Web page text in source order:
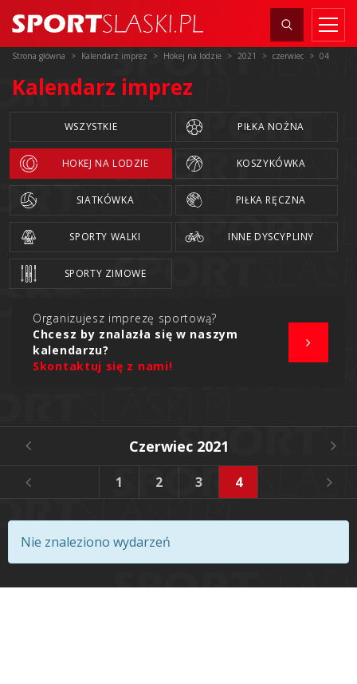
Strona główna Kalendarz imprez Hokej na lodzie 2021 czerwiec 04
Kalendarz imprez
WSZYSTKIE PIŁKA NOŻNA
HOKEJ NA LODZIE KOSZYKÓWKA
SIATKÓWKA PIŁKA RĘCZNA
SPORTY WALKI INNE DYSCYPLINY
SPORTY ZIMOWE
Organizujesz imprezę sportową?
Chcesz by znalazła się w naszym
kalendarzu?
Skontaktuj się z nami!
Czerwiec 2021
1 2 3 4
Nie znaleziono wydarzeń